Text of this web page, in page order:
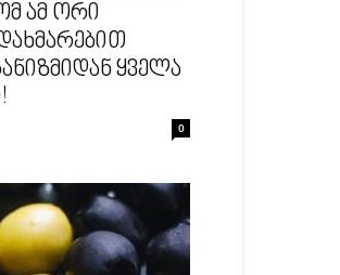
ამ ორი
ყველა
0